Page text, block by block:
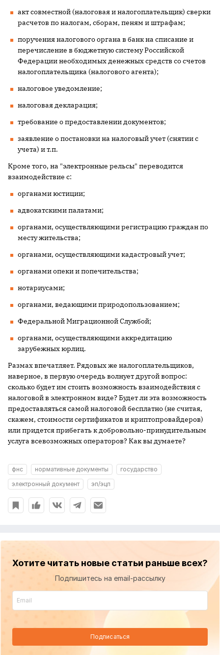
акт совместной (налоговая и налогоплательщик) сверки
расчетов по налогам, сборам, пеням и штрафам;
поручения налогового органа в банк на списание и
перечисление в бюджетную систему Российской
Федерации необходимых денежных средств со счетов
налогоплательщика (налогового агента);
налоговое уведомление;
налоговая декларация;
требование о предоставлении документов;
заявление о постановки на налоговый учет (снятии с
учета) и т.п.
Кроме того, на "электронные рельсы" переводится
взаимодействие с:
органами юстиции;
адвокатскими палатами;
органами, осуществляющими регистрацию граждан по
месту жительства;
органами, осуществляющими кадастровый учет;
органами опеки и попечительства;
нотариусами;
органами, ведающими природопользованием;
Федеральной Миграционной Службой;
органами, осуществляющими аккредитацию
зарубежных юрлиц.
Размах впечатляет. Рядовых же налогоплательщиков,
наверное, в первую очередь волнует другой вопрос:
сколько будет им стоить возможность взаимодействия с
налоговой в электронном виде? Будет ли эта возможность
предоставляться самой налоговой бесплатно (не считая,
скажем, стоимости сертификатов и криптопровайдеров)
или придется прибегать к добровольно-принудительным
услуга всевозможных операторов? Как вы думаете?
фнс нормативные документы
государство
электронный документ
эп/эцп
Хотите читать новые статьи раньше всех?
Подпишитесь на email-рассылку
Подписаться